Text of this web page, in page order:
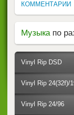
КОММЕНТАРИИ
Музыка по
Vinyl Rip DSD
Vinyl Rip 24(32f)/
Vinyl Rip 24/96